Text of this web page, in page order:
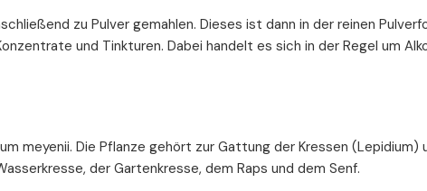
zu Pulver gemahlen. Dieses ist dann in der reinen
und Tinkturen. Dabei handelt es sich in der Regel um
meyenii. Die Pflanze gehört zur Gattung der Kressen (Lepidium)
der Gartenkresse, dem Raps und dem Senf.